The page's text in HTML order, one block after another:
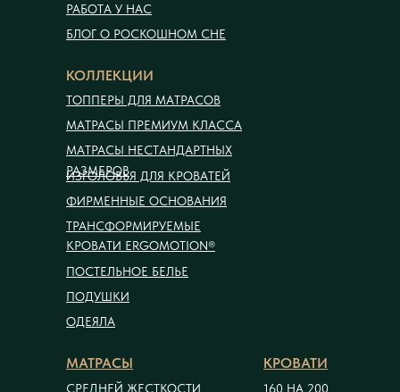
РАБОТА У НАС
БЛОГ О РОСКОШНОМ СНЕ
МАТРАСЫ
СРЕДНЕЙ ЖЕСТКОСТИ
КРОВАТИ
160 НА 200
КОЛЛЕКЦИИ
ТОППЕРЫ ДЛЯ МАТРАСОВ
МАТРАСЫ ПРЕМИУМ КЛАССА
МАТРАСЫ НЕСТАНДАРТНЫХ
РАЗМЕРОВ
ИЗГОЛОВЬЯ ДЛЯ КРОВАТЕЙ
ФИРМЕННЫЕ ОСНОВАНИЯ
ТРАНСФОРМИРУЕМЫЕ
КРОВАТИ ERGOMOTION®
ПОСТЕЛЬНОЕ БЕЛЬЕ
ПОДУШКИ
ОДЕЯЛА